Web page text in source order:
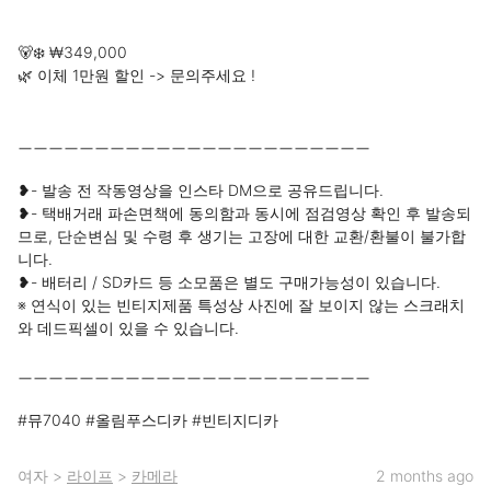
🐻‍❄️ ₩349,000
🌿 이체 1만원 할인 -> 문의주세요 !
ㅡㅡㅡㅡㅡㅡㅡㅡㅡㅡㅡㅡㅡㅡㅡㅡㅡㅡㅡㅡㅡㅡㅡ
❥- 발송 전 작동영상을 인스타 DM으로 공유드립니다.
❥- 택배거래 파손면책에 동의함과 동시에 점검영상 확인 후 발송되
므로, 단순변심 및 수령 후 생기는 고장에 대한 교환/환불이 불가합
니다.
❥- 배터리 / SD카드 등 소모품은 별도 구매가능성이 있습니다.
※ 연식이 있는 빈티지제품 특성상 사진에 잘 보이지 않는 스크래치
와 데드픽셀이 있을 수 있습니다.
ㅡㅡㅡㅡㅡㅡㅡㅡㅡㅡㅡㅡㅡㅡㅡㅡㅡㅡㅡㅡㅡㅡㅡ
#뮤7040 #올림푸스디카 #빈티지디카
여자 > 라이프 > 카메라 2 months ago